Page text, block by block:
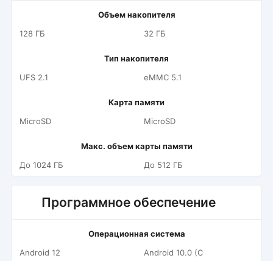
Объем накопителя
128 ГБ
32 ГБ
Тип накопителя
UFS 2.1
eMMC 5.1
Карта памяти
MicroSD
MicroSD
Макс. объем карты памяти
До 1024 ГБ
До 512 ГБ
Программное обеспечение
Операционная система
Android 12
Android 10.0 (С